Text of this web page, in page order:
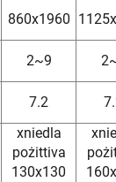
860x1960
2~9
7.2
xniedla
pożittiva
130x130